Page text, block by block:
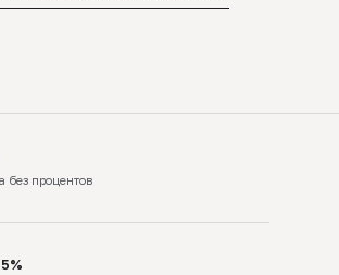
без процентов